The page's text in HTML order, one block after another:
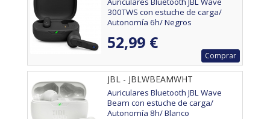
300TWS con estuche de carga/
Autonomía 6h/ Negros
52,99 €
Comprar
JBL - JBLWBEAMWHT
Auriculares Bluetooth JBL Wave
Beam con estuche de carga/
Autonomía 8h/ Blanco